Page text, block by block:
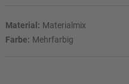
Material: Materialmix
Farbe: Mehrfarbig